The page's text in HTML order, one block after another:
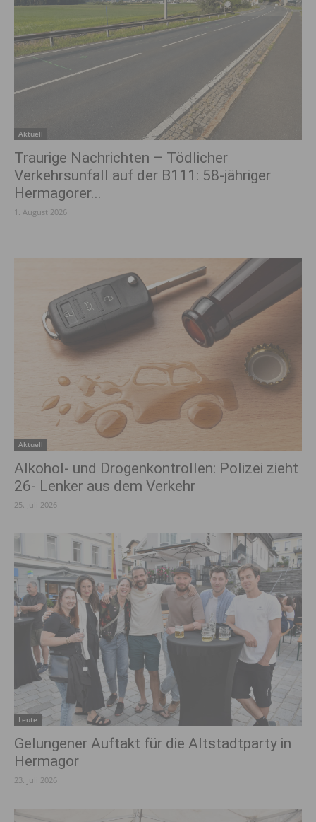
Aktuell
Traurige Nachrichten – Tödlicher
Verkehrsunfall auf der B111: 58-jähriger
Hermagorer...
1. August 2026
Aktuell
Alkohol- und Drogenkontrollen: Polizei zieht
26- Lenker aus dem Verkehr
25. Juli 2026
Leute
Gelungener Auftakt für die Altstadtparty in
Hermagor
23. Juli 2026